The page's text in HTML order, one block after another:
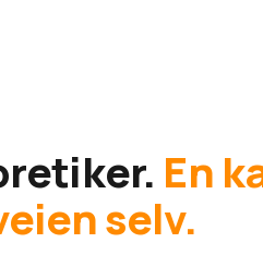
En
selv.